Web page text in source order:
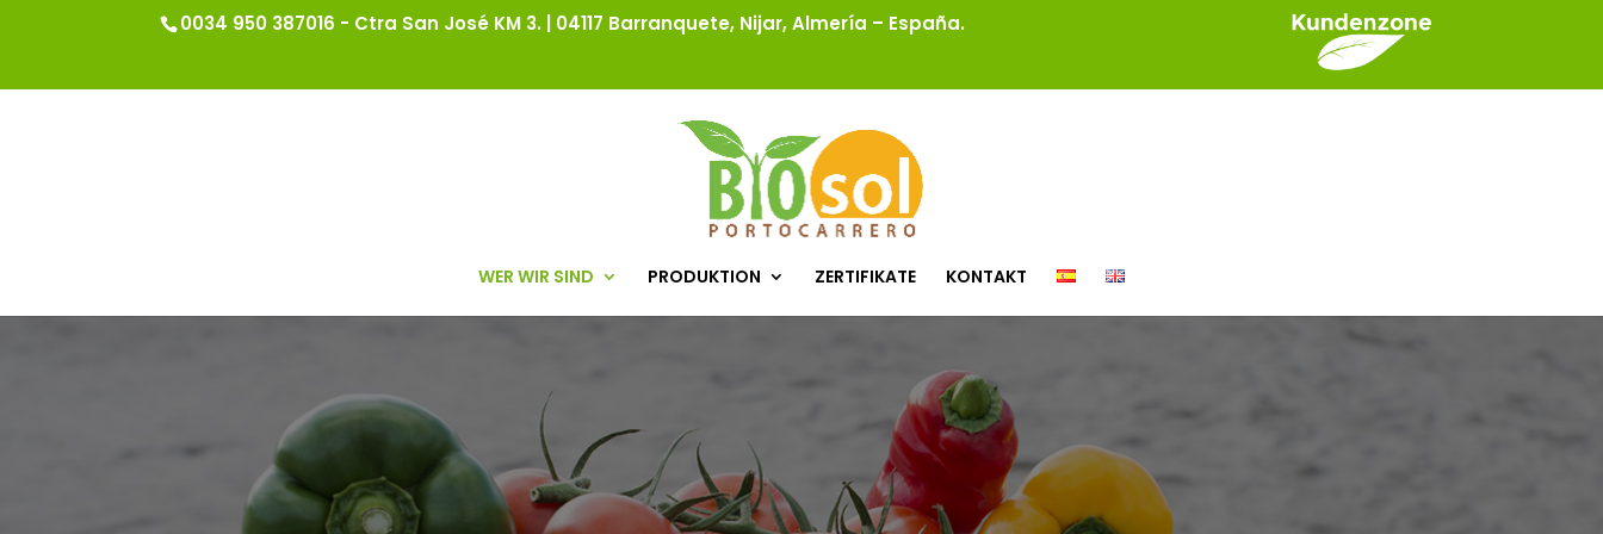
0034 950 387016 - Ctra San José KM 3. | 04117 Barranquete, Nijar, Almería – España.
WER WIR SIND PRODUKTION ZERTIFIKATE KONTAKT